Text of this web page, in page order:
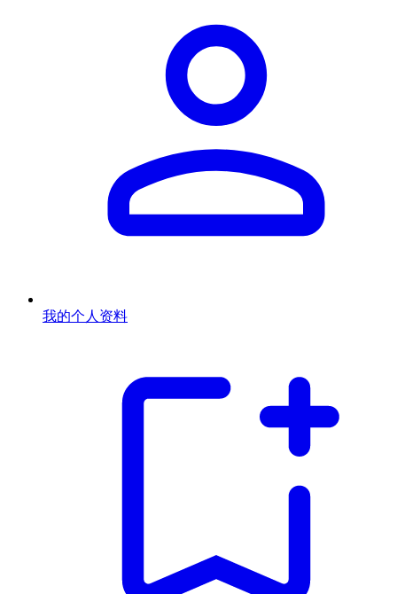
我的个人资料